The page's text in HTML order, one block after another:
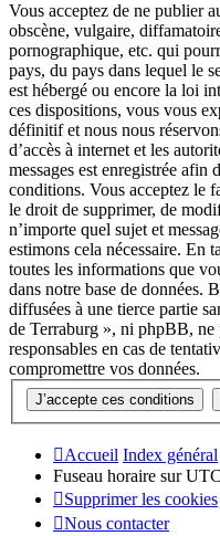
Vous acceptez de ne publier
obscène, vulgaire,
pornographique, etc. qui
pays, du pays dans lequel le
est hébergé ou encore la loi
ces dispositions, vous vous
définitif et nous nous
d’accès à internet et les
messages est enregistrée afin
conditions. Vous acceptez le
le droit de supprimer, de
n’importe quel sujet et
estimons cela nécessaire. En
toutes les informations que
dans notre base de données.
diffusées à une tierce partie
de Terraburg », ni phpBB, ne
responsables en cas de
compromettre vos données.
Accueil Index général
Fuseau horaire sur
Supprimer les cookies
Nous contacter